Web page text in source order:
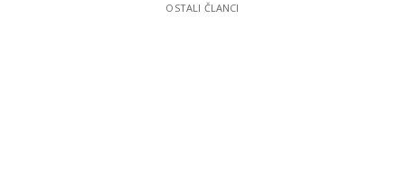
OSTALI ČLANCI